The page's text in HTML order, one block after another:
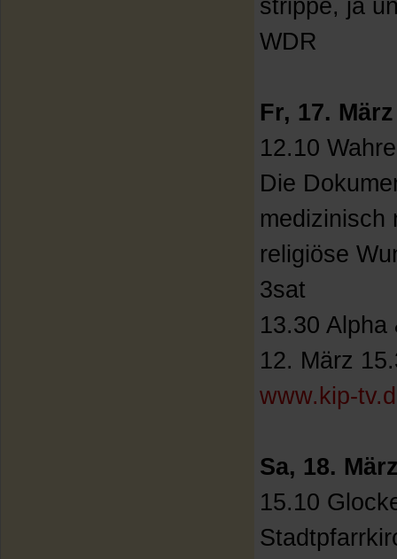
strippe, ja
WDR
Fr, 17. März
12.10
Die
medizinisch
religiöse
3sat
13.30 Alpha
12. März
www.kip-
Sa, 18.
15.10